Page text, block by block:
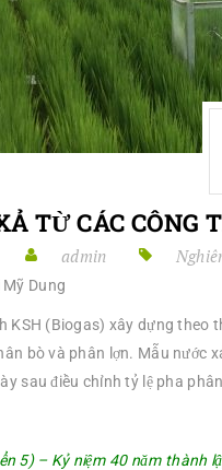
TỪ CÁC CÔNG
admin
Mỹ Dung
(Biogas) xây dựng theo
bò và phân lợn. Mẫu nước
sau điều chỉnh tỷ lệ pha
5) – Kỷ niệm 40 năm thành